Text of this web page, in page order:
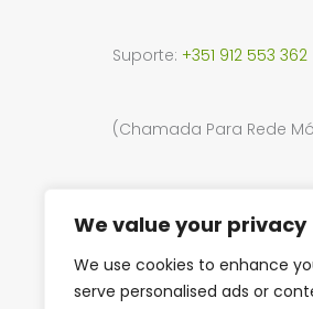
We value your privacy
We use cookies to enhance
serve personalised ads or
Suporte: +351 912 553 362
(Chamada Para Rede
15, Shoping Park,